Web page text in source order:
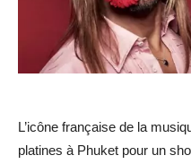
L’icône française de la
platines à Phuket pour un